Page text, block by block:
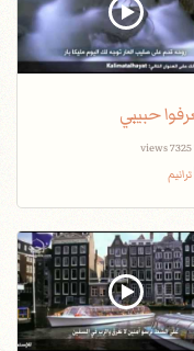
حبيبي
7325 views
ترانيم